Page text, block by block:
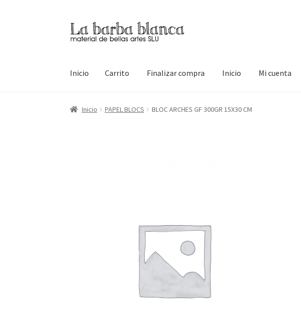
Ir
a
Ir
al
Inicio Carrito Finalizar compra Inicio Mi cuenta
Inicio CarritoFinalizar compra Inicio Mi cuenta Tienda
Inicio PAPEL BLOCS BLOC ARCHES GF 300GR 15X30 CM